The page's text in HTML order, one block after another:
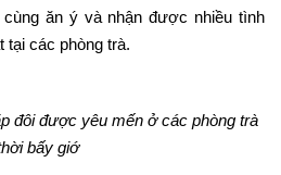
ăn ý và nhận được nhiều tình
tại các phòng trà.
đôi được yêu mến ở các phòng trà
bấy giớ